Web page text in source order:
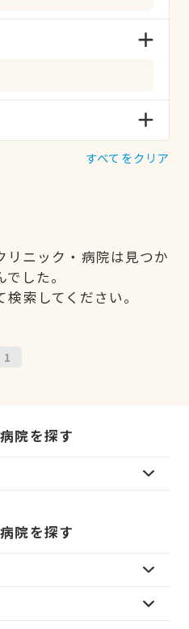
すべてをクリア
リニック・病院は見つか
でした。
索してください。
1
院を探す
院を探す